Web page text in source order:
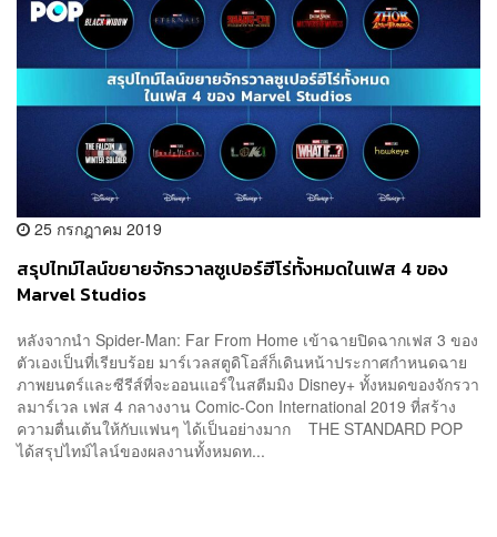
25 กรกฎาคม 2019
สรุปไทม์ไลน์ขยายจักรวาลซูเปอร์ฮีโร่ทั้งหมดในเฟส 4 ของ
Marvel Studios
หลังจากนำ Spider-Man: Far From Home เข้าฉายปิดฉากเฟส 3 ของ
ตัวเองเป็นที่เรียบร้อย มาร์เวลสตูดิโอส์ก็เดินหน้าประกาศกำหนดฉาย
ภาพยนตร์และซีรีส์ที่จะออนแอร์ในสตีมมิง Disney+ ทั้งหมดของจักรวา
ลมาร์เวล เฟส 4 กลางงาน Comic-Con International 2019 ที่สร้าง
ความตื่นเต้นให้กับแฟนๆ ได้เป็นอย่างมาก THE STANDARD POP
ได้สรุปไทม์ไลน์ของผลงานทั้งหมดท...